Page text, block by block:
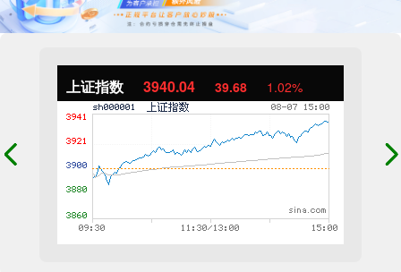
上证指数 3940.04 39.68 1.02%